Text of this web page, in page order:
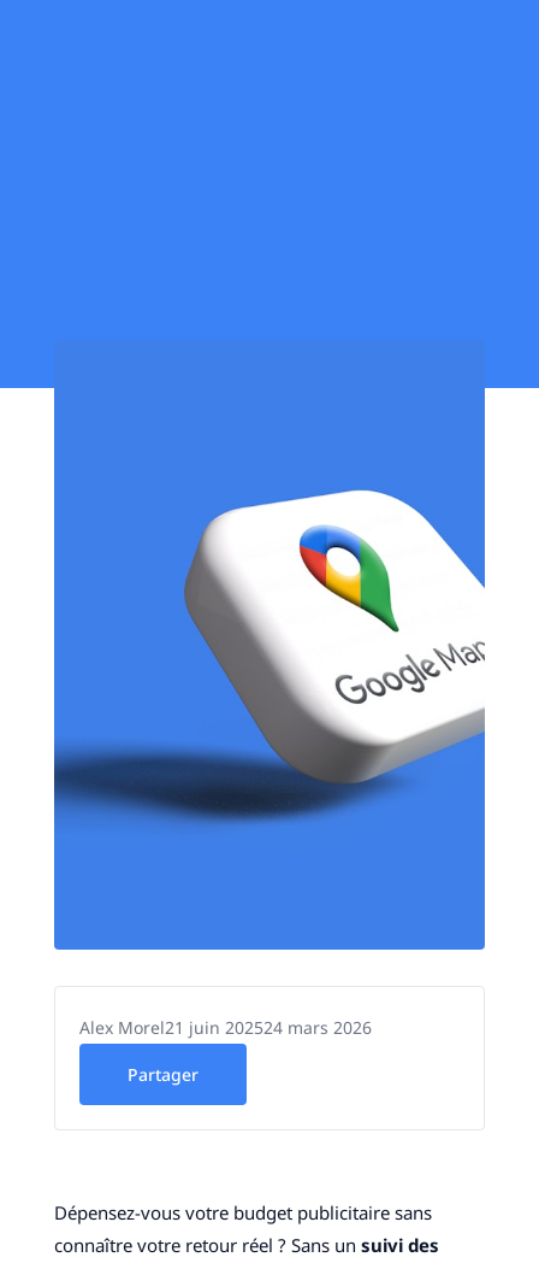
Alex Morel21 juin 202524 mars 2026
Partager
Dépensez-vous votre budget publicitaire sans
connaître votre retour réel ? Sans un suivi des